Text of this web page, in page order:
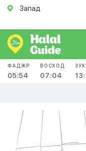
Запад
ФАДЖР
05:54
ВОСХОД
07:04